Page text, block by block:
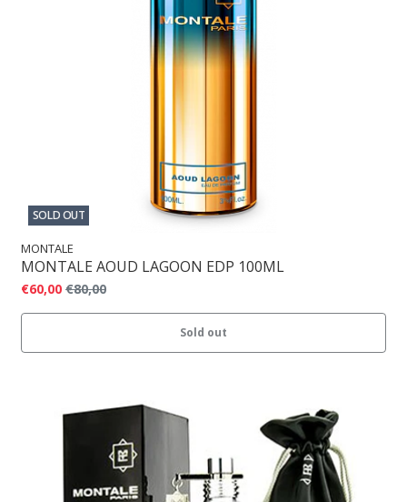
SOLD OUT
MONTALE
MONTALE AOUD LAGOON EDP 100ML
€60,00 €80,00
Sold out